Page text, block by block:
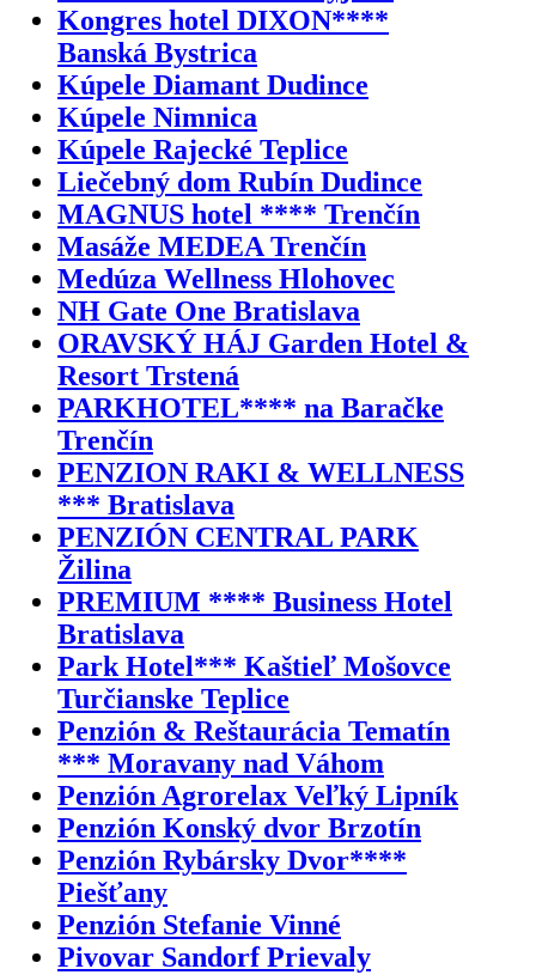
Kongres hotel DIXON****
Banská Bystrica
Kúpele Diamant Dudince
Kúpele Nimnica
Kúpele Rajecké Teplice
Liečebný dom Rubín Dudince
MAGNUS hotel **** Trenčín
Masáže MEDEA Trenčín
Medúza Wellness Hlohovec
NH Gate One Bratislava
ORAVSKÝ HÁJ Garden Hotel &
Resort Trstená
PARKHOTEL**** na Baračke
Trenčín
PENZION RAKI & WELLNESS
*** Bratislava
PENZIÓN CENTRAL PARK
Žilina
PREMIUM **** Business Hotel
Bratislava
Park Hotel*** Kaštieľ Mošovce
Turčianske Teplice
Penzión & Reštaurácia Tematín
*** Moravany nad Váhom
Penzión Agrorelax Veľký Lipník
Penzión Konský dvor Brzotín
Penzión Rybársky Dvor****
Piešťany
Penzión Stefanie Vinné
Pivovar Sandorf Prievaly